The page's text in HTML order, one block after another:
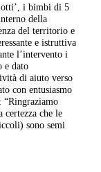
i bimbi di 5
della
del territorio e
e istruttiva
l’intervento i
e dato
di aiuto verso
con entusiasmo
“Ringraziamo
che le
sono semi